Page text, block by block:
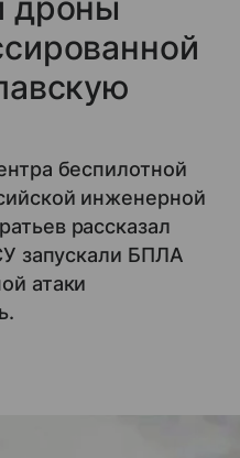
беспилотной
инженерной
рассказал
запускали БПЛА
атаки